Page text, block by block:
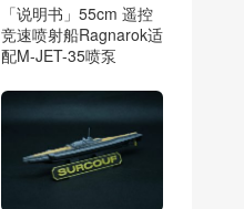
「说明书」55cm 遥控
竞速喷射船Ragnarok适
配M-JET-35喷泵